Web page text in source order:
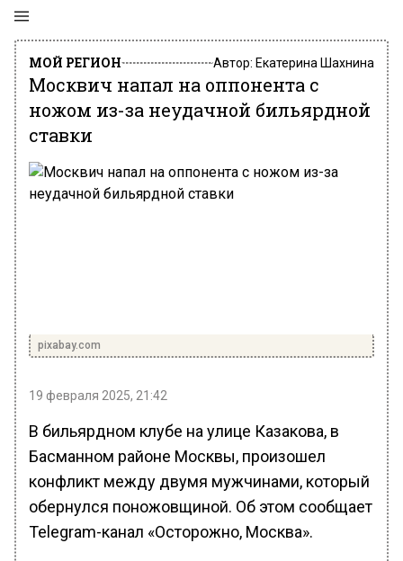
МОЙ РЕГИОН Автор: Екатерина Шахнина
Москвич напал на оппонента с
ножом из-за неудачной бильярдной
ставки
pixabay.com
19 февраля 2025, 21:42
В бильярдном клубе на улице Казакова, в
Басманном районе Москвы, произошел
конфликт между двумя мужчинами, который
обернулся поножовщиной. Об этом сообщает
Telegram-канал «Осторожно, Москва».